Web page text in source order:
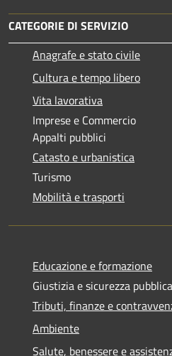
CATEGORIE DI SERVIZIO
Anagrafe e stato civile
Cultura e tempo libero
Vita lavorativa
Imprese e Commercio
Appalti pubblici
Catasto e urbanistica
Turismo
Mobilità e trasporti
Educazione e formazione
Giustizia e sicurezza pubblica
Tributi, finanze e
Ambiente
Salute, benessere e